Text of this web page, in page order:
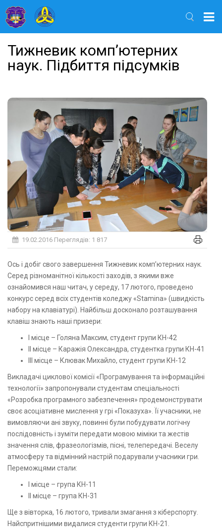
Тижневик комп’ютерних
наук. Підбиття підсумків
19.02.2016 Переглядів: 1 817
Ось і добіг свого завершення Тижневик комп’ютерних наук.
Серед різноманітної кількості заходів, з якими вже
ознайомився наш читач, у середу, 17 лютого, проведено
конкурс серед всіх студентів коледжу «Stamina» (швидкість
набору на клавіатурі). Найбільш досконало розташування
клавіш знають наші призери:
І місце – Голяна Максим, студент групи КН-42
ІІ місце – Каражія Олександра, студентка групи КН-41
ІІІ місце – Клювак Михайло, студент групи КН-12
Викладачі циклової комісії «Програмування та інформаційні
технології» запропонували студентам спеціальності
«Розробка програмного забезпечення» продемонструвати
своє асоціативне мислення у грі «Показуха». Її учасники, не
вимовляючи ані звуку, повинні були побудувати логічну
послідовність і зуміти передати мовою міміки та жестів
значення слів, фразеологізмів, пісні, телепередачі. Веселу
атмосферу та відмінний настрій подарували учасники гри.
Переможцями стали:
І місце – група КН-11
ІІ місце – група КН-31
Ще з вівторка, 16 лютого, тривали змагання з кіберспорту.
Найспритнішими видалися студенти групи КН-21.